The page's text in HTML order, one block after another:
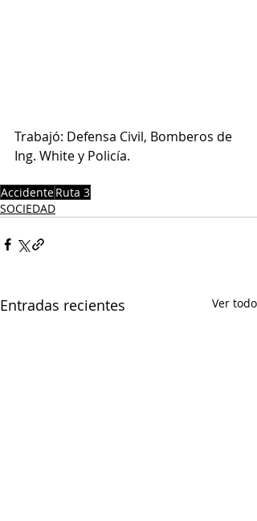
Trabajó: Defensa Civil, Bomberos de
Ing. White y Policía.
AccidenteRuta 3
SOCIEDAD
Entradas recientes Ver todo